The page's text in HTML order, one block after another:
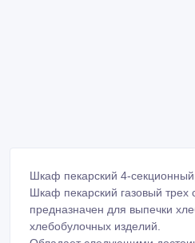
Шкаф пекарский 4-
Шкаф пекарский газовый трех
предназначен для выпечки
хлебобулочных изделий.